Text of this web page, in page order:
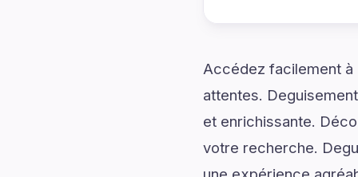
Accédez facilement à
attentes.
et enrichissante.
votre recherche.